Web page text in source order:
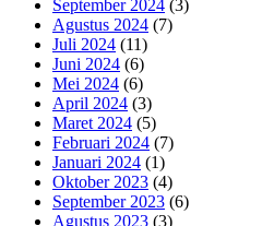
September 2024 (3)
Agustus 2024 (7)
Juli 2024 (11)
Juni 2024 (6)
Mei 2024 (6)
April 2024 (3)
Maret 2024 (5)
Februari 2024 (7)
Januari 2024 (1)
Oktober 2023 (4)
September 2023 (6)
Agustus 2023 (3)